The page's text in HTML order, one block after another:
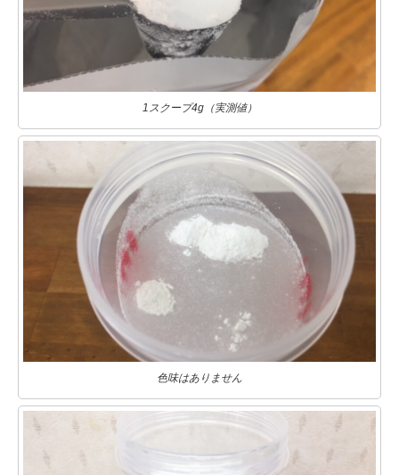
1スクープ4g（実測値）
色味はありません